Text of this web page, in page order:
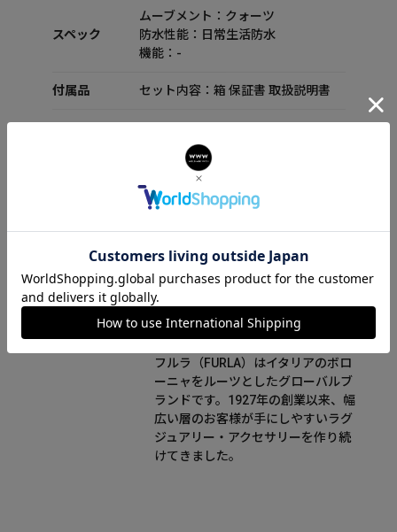
スペック
ムーブメント：クォーツ
防水性能：日常生活防水
機能：-
付属品 セット内容：箱 保証書 取扱説明書
FURLA(フルラ)について
フルラ（FURLA）はイタリアのボロ
ーニャをルーツとしたグローバルブ
ランドです。1927年の創業以来、幅
広い層のお客様が手にしやすいラグ
ジュアリー・アクセサリーを作り続
けてきました。